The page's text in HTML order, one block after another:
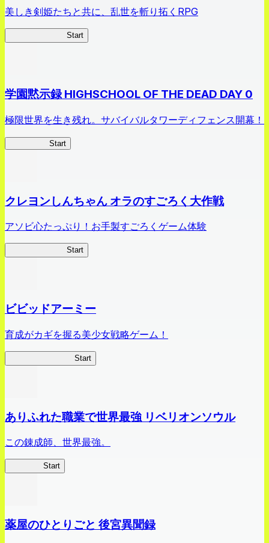
美しき剣姫たちと共に、乱世を斬り拓くRPG
Start
学園黙示録 HIGHSCHOOL OF THE DEAD DAY 0
極限世界を生き残れ。サバイバルタワーディフェンス開幕！
Start
クレヨンしんちゃん オラのすごろく大作戦
アソビ心たっぷり！お手製すごろくゲーム体験
Start
ビビッドアーミー
育成がカギを握る美少女戦略ゲーム！
Start
ありふれた職業で世界最強 リベリオンソウル
この錬成師、世界最強。
Start
薬屋のひとりごと 後宮異聞録